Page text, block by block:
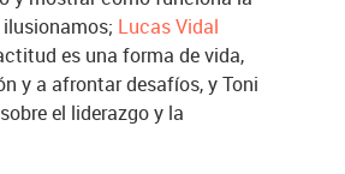
Lucas Vidal
es una forma de vida,
y a afrontar desafíos, y Toni
el liderazgo y la